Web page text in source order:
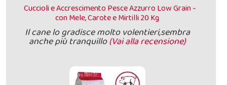
Cuccioli e Accrescimento Pesce Azzurro Low Grain -
con Mele, Carote e Mirtilli 20 Kg
Il cane lo gradisce molto volentieri,sembra
anche più tranquillo(Vai alla recensione)